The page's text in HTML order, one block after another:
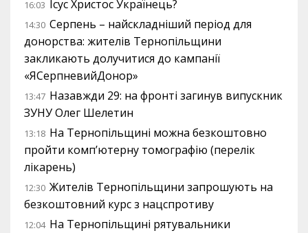
16:03 Ісус Христос Українець?
14:30 Серпень – найскладніший період для
донорства: жителів Тернопільщини
закликають долучитися до кампанії
«ЯСерпневийДонор»
13:47 Назавжди 29: на фронті загинув випускник
ЗУНУ Олег Шелетин
13:18 На Тернопільщині можна безкоштовно
пройти комп’ютерну томографію (перелік
лікарень)
12:30 Жителів Тернопільщини запрошують на
безкоштовний курс з нацспротиву
12:04 На Тернопільщині рятувальники